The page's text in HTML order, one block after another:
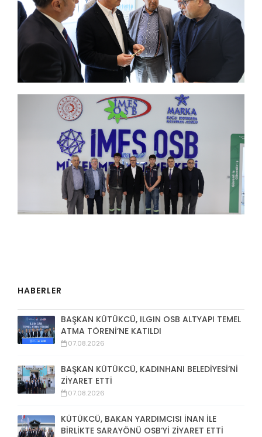
HABERLER
BAŞKAN KÜTÜKCÜ, ILGIN OSB ALTYAPI TEMEL
ATMA TÖRENİ’NE KATILDI
07.08.2026
BAŞKAN KÜTÜKCÜ, KADINHANI BELEDİYESİ’Nİ
ZİYARET ETTİ
07.08.2026
KÜTÜKCÜ, BAKAN YARDIMCISI İNAN İLE
BİRLİKTE SARAYÖNÜ OSB’Yİ ZİYARET ETTİ